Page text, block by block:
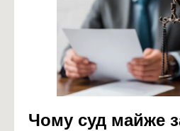
Чому суд майже